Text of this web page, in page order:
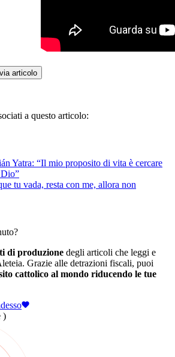
articolo
a questo articolo:
Yatra: “Il mio proposito di vita è cercare
tu vada, resta con me, allora non
di produzione degli articoli che leggi e
Grazie alle detrazioni fiscali, puoi
cattolico al mondo riducendo le tue
)